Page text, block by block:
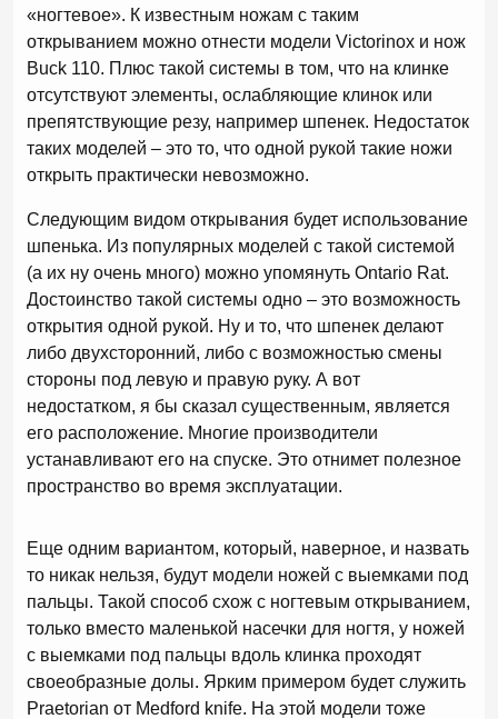
«ногтевое». К известным ножам с таким
открыванием можно отнести модели Victorinox и нож
Buck 110. Плюс такой системы в том, что на клинке
отсутствуют элементы, ослабляющие клинок или
препятствующие резу, например шпенек. Недостаток
таких моделей – это то, что одной рукой такие ножи
открыть практически невозможно.
Следующим видом открывания будет использование
шпенька. Из популярных моделей с такой системой
(а их ну очень много) можно упомянуть Ontario Rat.
Достоинство такой системы одно – это возможность
открытия одной рукой. Ну и то, что шпенек делают
либо двухсторонний, либо с возможностью смены
стороны под левую и правую руку. А вот
недостатком, я бы сказал существенным, является
его расположение. Многие производители
устанавливают его на спуске. Это отнимет полезное
пространство во время эксплуатации.
Еще одним вариантом, который, наверное, и назвать
то никак нельзя, будут модели ножей с выемками под
пальцы. Такой способ схож с ногтевым открыванием,
только вместо маленькой насечки для ногтя, у ножей
с выемками под пальцы вдоль клинка проходят
своеобразные долы. Ярким примером будет служить
Praetorian от Medford knife. На этой модели тоже